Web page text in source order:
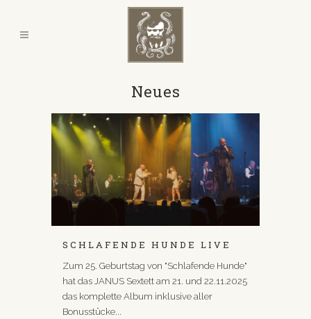
Neues
SCHLAFENDE HUNDE LIVE
Zum 25. Geburtstag von "Schlafende Hunde"
hat das JANUS Sextett am 21. und 22.11.2025
das komplette Album inklusive aller
Bonusstücke...